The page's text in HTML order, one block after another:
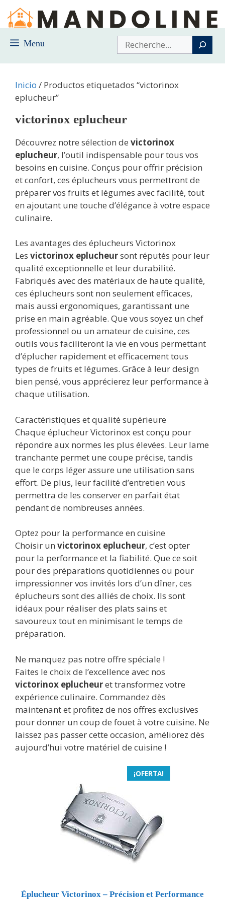
Saltar
contenido
Menu Buscar
Inicio / Productos etiquetados “victorinox
eplucheur”
victorinox eplucheur
Découvrez notre sélection de victorinox
eplucheur, l’outil indispensable pour tous vos
besoins en cuisine. Conçus pour offrir précision
et confort, ces éplucheurs vous permettront de
préparer vos fruits et légumes avec facilité, tout
en ajoutant une touche d’élégance à votre espace
culinaire.
Les avantages des éplucheurs Victorinox
Les victorinox eplucheursont réputés pour leur
qualité exceptionnelle et leur durabilité.
Fabriqués avec des matériaux de haute qualité,
ces éplucheurs sont non seulement efficaces,
mais aussi ergonomiques, garantissant une
prise en main agréable. Que vous soyez un chef
professionnel ou un amateur de cuisine, ces
outils vous faciliteront la vie en vous permettant
d’éplucher rapidement et efficacement tous
types de fruits et légumes. Grâce à leur design
bien pensé, vous apprécierez leur performance à
chaque utilisation.
Caractéristiques et qualité supérieure
Chaque éplucheur Victorinox est conçu pour
répondre aux normes les plus élevées. Leur lame
tranchante permet une coupe précise, tandis
que le corps léger assure une utilisation sans
effort. De plus, leur facilité d’entretien vous
permettra de les conserver en parfait état
pendant de nombreuses années.
Optez pour la performance en cuisine
Choisir un victorinox eplucheur, c’est opter
pour la performance et la fiabilité. Que ce soit
pour des préparations quotidiennes ou pour
impressionner vos invités lors d’un dîner, ces
éplucheurs sont des alliés de choix. Ils sont
idéaux pour réaliser des plats sains et
savoureux tout en minimisant le temps de
préparation.
Ne manquez pas notre offre spéciale !
Faites le choix de l’excellence avec nos
victorinox eplucheuret transformez votre
expérience culinaire. Commandez dès
maintenant et profitez de nos offres exclusives
pour donner un coup de fouet à votre cuisine. Ne
laissez pas passer cette occasion, améliorez dès
aujourd’hui votre matériel de cuisine !
¡OFERTA!
Éplucheur Victorinox – Précision et Performance